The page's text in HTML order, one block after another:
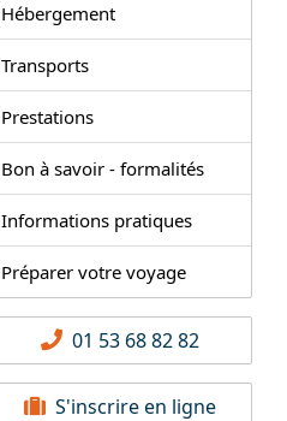
Hébergement
Transports
Prestations
Bon à savoir - formalités
Informations pratiques
Préparer votre voyage
01 53 68 82 82
S'inscrire en ligne